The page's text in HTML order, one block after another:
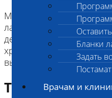
Бланки
Задать
Постамат
Врачам и
Материал для анализов
лабораторию в день
день, сохраняя их при
хранение в течение 1
выше -16⁰С
Требование к